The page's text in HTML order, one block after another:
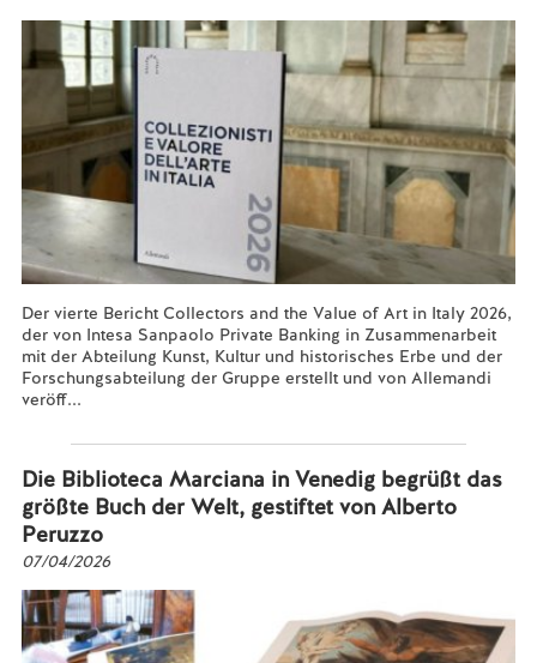
Der vierte Bericht Collectors and the Value of Art in Italy 2026,
der von Intesa Sanpaolo Private Banking in Zusammenarbeit
mit der Abteilung Kunst, Kultur und historisches Erbe und der
Forschungsabteilung der Gruppe erstellt und von Allemandi
veröff...
Die Biblioteca Marciana in Venedig begrüßt das
größte Buch der Welt, gestiftet von Alberto
Peruzzo
07/04/2026